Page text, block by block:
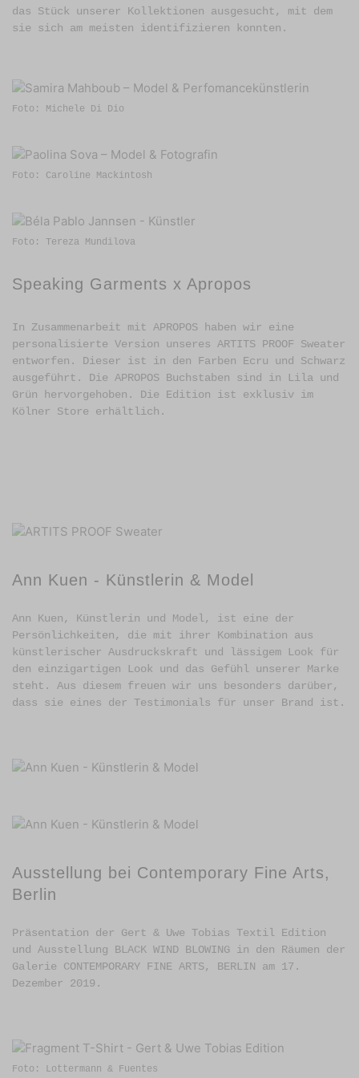
das Stück unserer Kollektionen ausgesucht, mit dem
sie sich am meisten identifizieren konnten.
Foto: Michele Di Dio
Foto: Caroline Mackintosh
Foto: Tereza Mundilova
Speaking Garments x Apropos
In Zusammenarbeit mit APROPOS haben wir eine
personalisierte Version unseres ARTITS PROOF Sweater
entworfen. Dieser ist in den Farben Ecru und Schwarz
ausgeführt. Die APROPOS Buchstaben sind in Lila und
Grün hervorgehoben. Die Edition ist exklusiv im
Kölner Store erhältlich.
Ann Kuen - Künstlerin & Model
Ann Kuen, Künstlerin und Model, ist eine der
Persönlichkeiten, die mit ihrer Kombination aus
künstlerischer Ausdruckskraft und lässigem Look für
den einzigartigen Look und das Gefühl unserer Marke
steht. Aus diesem freuen wir uns besonders darüber,
dass sie eines der Testimonials für unser Brand ist.
Ausstellung bei Contemporary Fine Arts,
Berlin
Präsentation der Gert & Uwe Tobias Textil Edition
und Ausstellung BLACK WIND BLOWING in den Räumen der
Galerie CONTEMPORARY FINE ARTS, BERLIN am 17.
Dezember 2019.
Foto: Lottermann & Fuentes